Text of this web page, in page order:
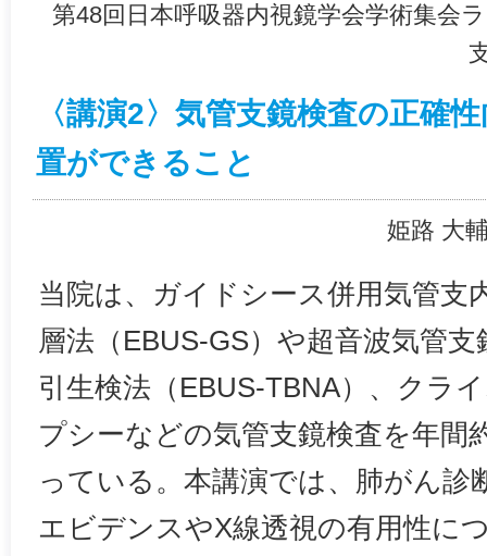
第48回日本呼吸器内視鏡学会学術集
〈講演2〉気管支鏡検査の正確
置ができること
姫路 大
当院は、ガイドシース併用気管支
層法（EBUS-GS）や超音波気管支
引生検法（EBUS-TBNA）、クラ
プシーなどの気管支鏡検査を年間
っている。本講演では、肺がん診
エビデンスやX線透視の有用性に